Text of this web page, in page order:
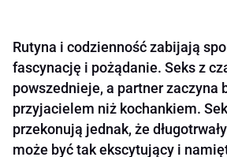
Rutyna i codzienność zabijają
fascynację i pożądanie. Seks z
powszednieje, a partner zaczyna
przyjacielem niż kochankiem.
przekonują jednak, że
może być tak ekscytujący i